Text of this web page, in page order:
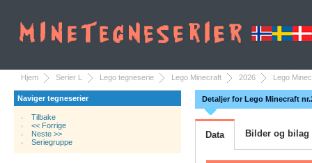
Hjem Serier L Lego tegneserie Lego Minecraft 2026 Lego
Naviger tegneserier
Tilbake
<< Forrige
Neste >>
Seriegruppe
Detaljer for Lego Minecraft
Data Bilder og bilag